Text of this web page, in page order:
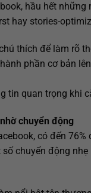
hầu hết
hay stories-
thích để làm rõ
phần cơ bản
tin quan trọng khi
chuyển động
có đến
chuyển động